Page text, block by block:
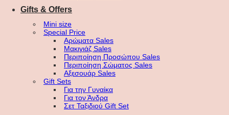
Gifts & Offers
Mini size
Special Price
Αρώματα Sales
Μακιγιάζ Sales
Περιποίηση Προσώπου Sales
Περιποίηση Σώματος Sales
Αξεσουάρ Sales
Gift Sets
Για την Γυναίκα
Για τον Άνδρα
Σετ Ταξιδιού Gift Set